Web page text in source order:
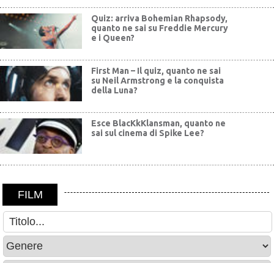
Quiz: arriva Bohemian Rhapsody,
quanto ne sai su Freddie Mercury
e i Queen?
First Man – Il quiz, quanto ne sai
su Neil Armstrong e la conquista
della Luna?
Esce BlacKkKlansman, quanto ne
sai sul cinema di Spike Lee?